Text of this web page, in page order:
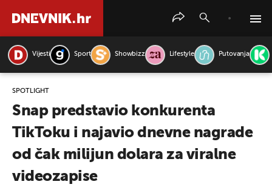
Vijesti Sport Showbizz Lifestyle Putovanja
SPOTLIGHT
Snap predstavio konkurenta
TikToku i najavio dnevne nagrade
od čak milijun dolara za viralne
videozapise
PRETRAŽITE VIJESTI